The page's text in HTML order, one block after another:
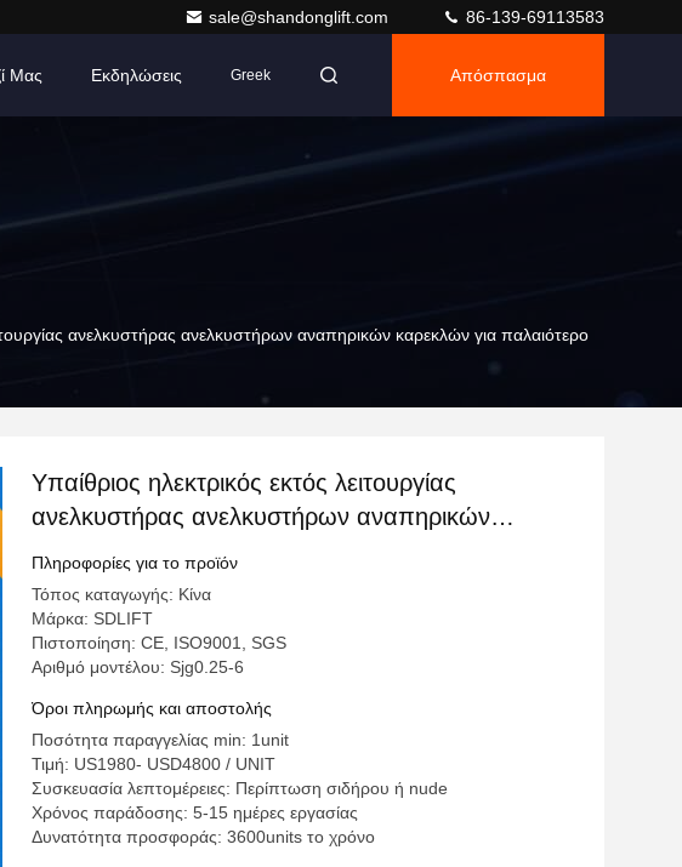
sale@shandonglift.com 86-139-69113583
Μας Εκδηλώσεις Greek Απόσπασμα
ανελκυστήρας ανελκυστήρων αναπηρικών καρεκλών για παλαιότερο
Υπαίθριος ηλεκτρικός εκτός λειτουργίας
ανελκυστήρας ανελκυστήρων αναπηρικών
καρεκλών για παλαιότερο με 6m 250kgs
Πληροφορίες για το προϊόν
Τόπος καταγωγής: Κίνα
Μάρκα: SDLIFT
Πιστοποίηση: CE, ISO9001, SGS
Αριθμό μοντέλου: Sjg0.25-6
Όροι πληρωμής και αποστολής
Ποσότητα παραγγελίας min: 1unit
Τιμή: US1980- USD4800 / UNIT
Συσκευασία λεπτομέρειες: Περίπτωση σιδήρου ή nude
Χρόνος παράδοσης: 5-15 ημέρες εργασίας
Δυνατότητα προσφοράς: 3600units το χρόνο